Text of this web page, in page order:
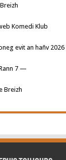
Komedi Klub
evit an hañv
7 —
Breizh